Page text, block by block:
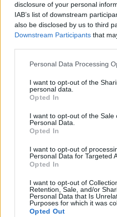
disclosure of your personal
IAB’s list of downstream
also be disclosed by us to third
Downstream Participants that
Personal Data Processing
I want to opt-out of the
personal data.
Opted In
I want to opt-out of the Sale
Personal Data.
Opted In
I want to opt-out of
Personal Data for Targeted
Opted In
I want to opt-out of
Retention, Sale, and/or
Personal Data that Is
Purposes for which it was
Opted Out
Ελληνική τεχνολογία
παγκοσμίως: Το
το Global Impact